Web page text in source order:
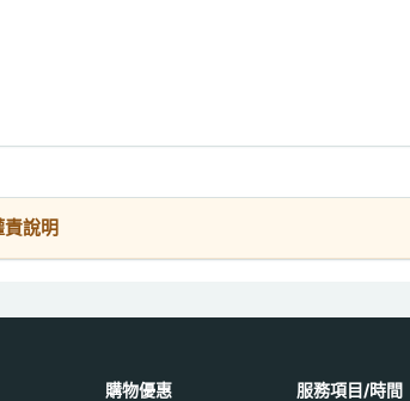
責說明
購物優惠 服務項目/時間